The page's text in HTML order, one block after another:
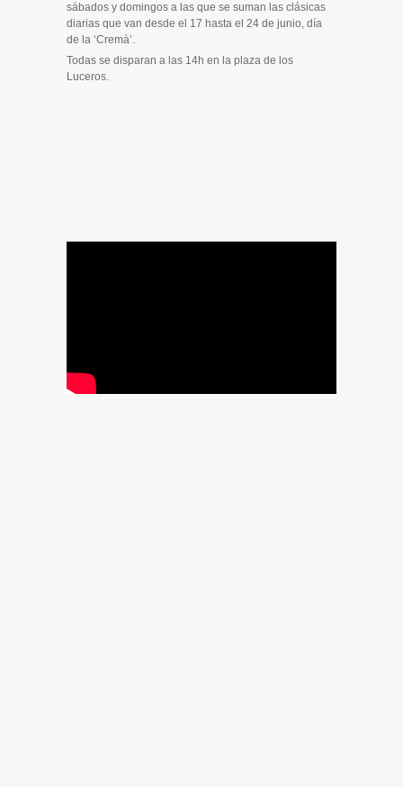
sábados y domingos a las que se suman las clásicas
diarias que van desde el 17 hasta el 24 de junio, día
de la ‘Cremà’.
Todas se disparan a las 14h en la plaza de los
Luceros.